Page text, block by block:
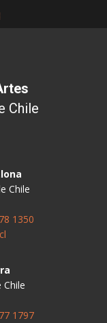
Chile
Chile
1350
1797